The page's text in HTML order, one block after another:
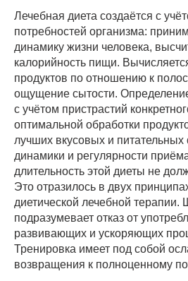
Лечебная диета создаётся с
потребностей организма:
динамику жизни человека,
калорийность пищи.
продуктов по отношению к
ощущение сытости.
с учётом пристрастий
оптимальной обработки
лучших вкусовых и
динамики и регулярности
длительность этой диеты не
Это отразилось в двух
диетической лечебной
подразумевает отказ от
развивающих и ускоряющих
Тренировка имеет под собой
возвращения к полноценному